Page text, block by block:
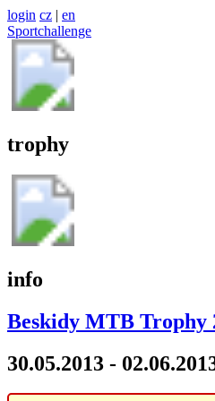
login cz | en
Sportchallenge
trophy
info
Beskidy MTB Trophy
30.05.2013 -